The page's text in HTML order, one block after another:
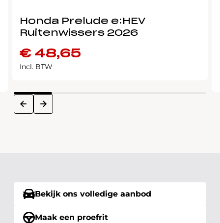
Honda Prelude e:HEV
Ruitenwissers 2026
€48,65
Incl. BTW
prev next
Bekijk ons volledige aanbod
Maak een proefrit